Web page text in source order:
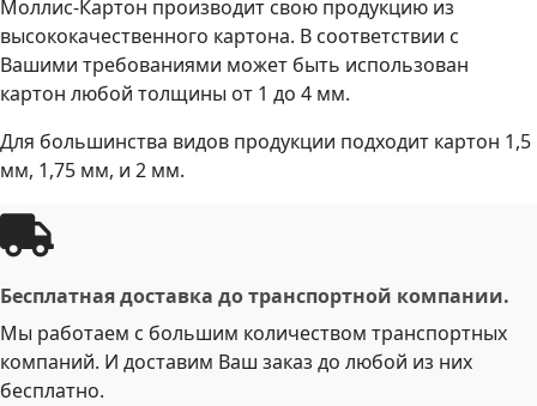
Моллис-Картон производит свою продукцию из
высококачественного картона. В соответствии с
Вашими требованиями может быть использован
картон любой толщины от 1 до 4 мм.
Для большинства видов продукции подходит картон 1,5
мм, 1,75 мм, и 2 мм.
Бесплатная доставка до транспортной компании.
Мы работаем с большим количеством транспортных
компаний. И доставим Ваш заказ до любой из них
бесплатно.